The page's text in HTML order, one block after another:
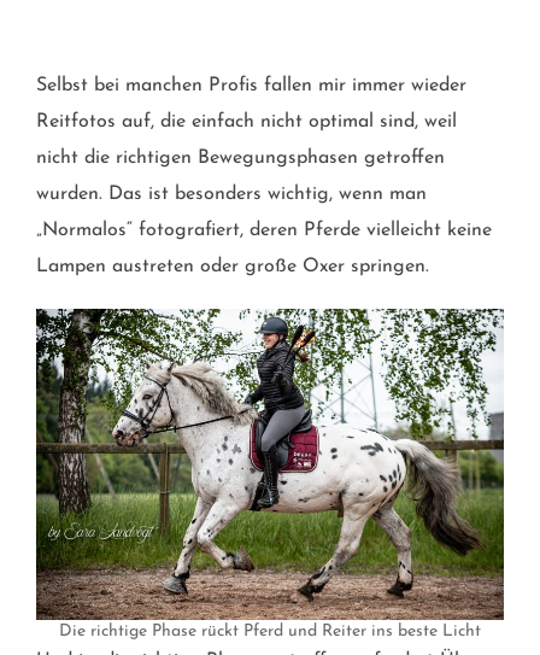
Selbst bei manchen Profis fallen mir immer wieder
Reitfotos auf, die einfach nicht optimal sind, weil
nicht die richtigen Bewegungsphasen getroffen
wurden. Das ist besonders wichtig, wenn man
„Normalos“ fotografiert, deren Pferde vielleicht keine
Lampen austreten oder große Oxer springen.
Die richtige Phase rückt Pferd und Reiter ins beste Licht